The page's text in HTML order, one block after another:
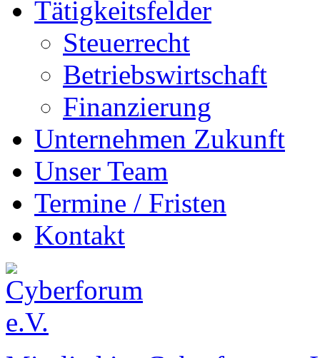
Tätigkeitsfelder
Steuerrecht
Betriebswirtschaft
Finanzierung
Unternehmen Zukunft
Unser Team
Termine / Fristen
Kontakt